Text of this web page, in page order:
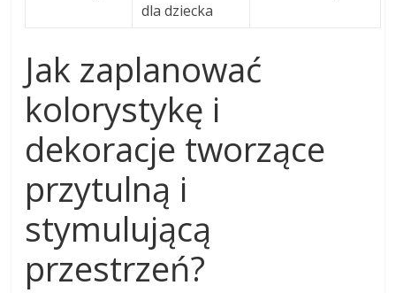
dla dziecka
Jak zaplanować
kolorystykę i
dekoracje tworzące
przytulną i
stymulującą
przestrzeń?